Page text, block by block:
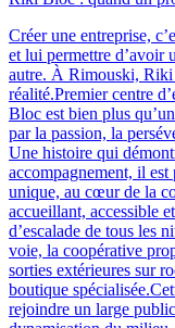
Créer une entreprise,
et lui permettre d’avoir
autre. À Rimouski, Riki
réalité.Premier centre
Bloc est bien plus
par la passion, la
Une histoire qui
accompagnement, il est
unique, au cœur de la
accueillant, accessible
d’escalade de tous les
voie, la coopérative
sorties extérieures sur
boutique
rejoindre un large